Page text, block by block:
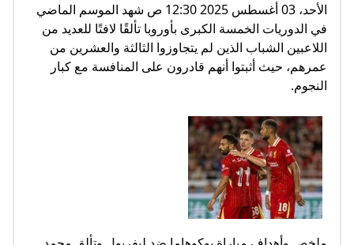
الأحد، 03 أغسطس 2025 12:30 ص شهد الموسم الماضي
في الدوريات الخمسة الكبرى بأوروبا تألقًا لافتًا للعديد من
اللاعبين الشباب الذين لم يتجاوزوا الثالثة والعشرين من
عمرهم، حيث أثبتوا أنهم قادرون على المنافسة مع كبار
النجوم.